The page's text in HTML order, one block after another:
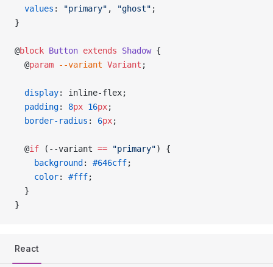
  values
: "primary" , "ghost" ;
}
@block Button extends Shadow {
  @
param --variant Variant ;
  display
: inline-flex;
  padding
: 8px 16px;
  border-radius
: 6px;
  @
if (--variant == "primary") {
    background
: #646cff;
    color
: #fff;
  }
}
React